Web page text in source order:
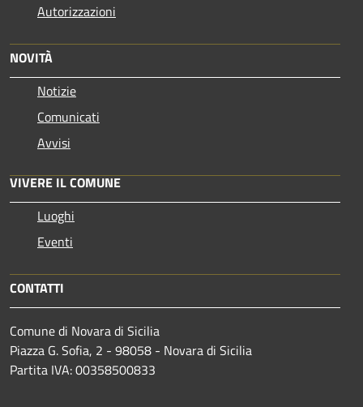
Autorizzazioni
NOVITÀ
Notizie
Comunicati
Avvisi
VIVERE IL COMUNE
Luoghi
Eventi
CONTATTI
Comune di Novara di Sicilia
Piazza G. Sofia, 2 - 98058 - Novara di Sicilia
Partita IVA: 00358500833